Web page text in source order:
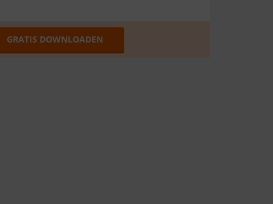
GRATIS DOWNLOADEN